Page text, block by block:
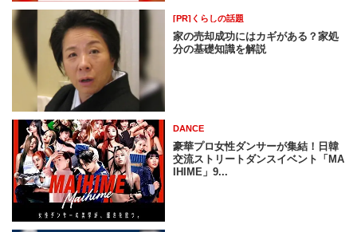
[PR]くらしの話題
家の売却成功にはカギがある？家処
分の基礎知識を解説
DANCE
豪華プロ女性ダンサーが集結！日韓
交流ストリートダンスイベント「MA
IHIME」9...